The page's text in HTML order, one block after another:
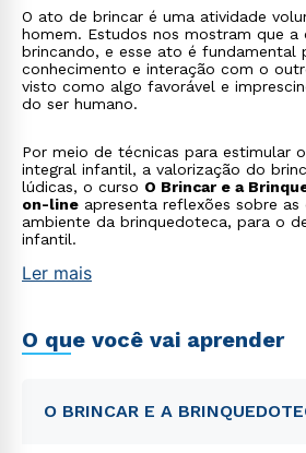
O ato de brincar é uma atividade
homem. Estudos nos mostram que a
brincando, e esse ato é fundamental
conhecimento e interação com o
visto como algo favorável e
do ser humano.
Por meio de técnicas para estimular
integral infantil, a valorização do
lúdicas, o curso O Brincar e a
on-line apresenta reflexões sobre as
ambiente da brinquedoteca, para o
infantil.
Ler mais
O que você vai aprender
O BRINCAR E A